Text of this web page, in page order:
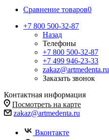
Сравнение товаров0
+7 800 500-32-87
Назад
Телефоны
+7 800 500-32-87
+7 499 946-23-33
zakaz@artmedenta.ru
Заказать звонок
Контактная информация
Посмотреть на карте
zakaz@artmedenta.ru
Вконтакте